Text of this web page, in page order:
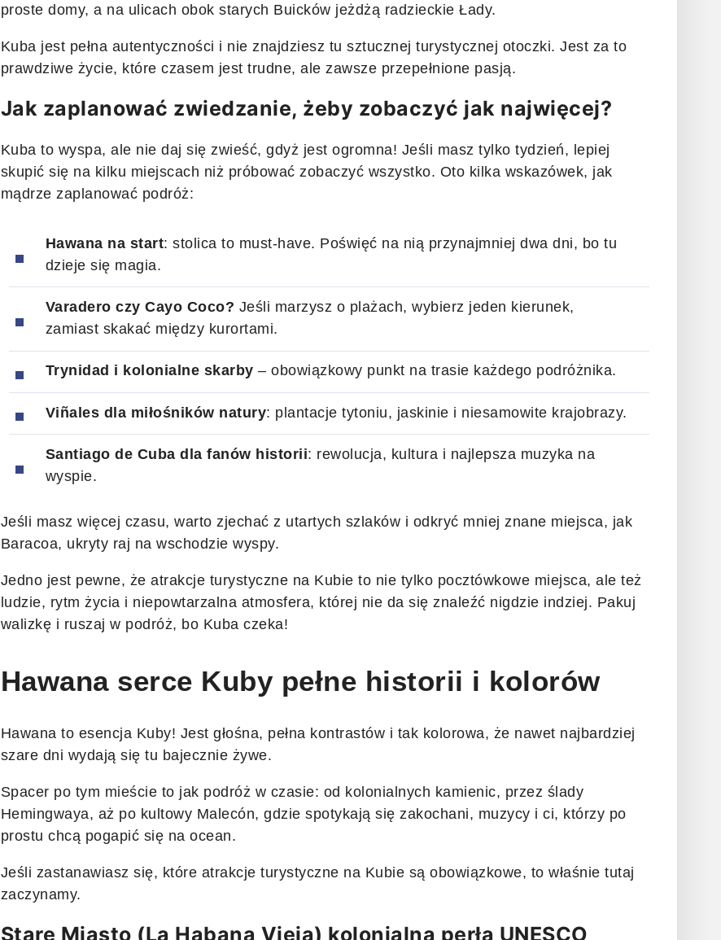
proste domy, a na ulicach obok starych Buicków jeżdżą radzieckie Łady.
Kuba jest pełna autentyczności i nie znajdziesz tu sztucznej turystycznej otoczki. Jest za to
prawdziwe życie, które czasem jest trudne, ale zawsze przepełnione pasją.
Jak zaplanować zwiedzanie, żeby zobaczyć jak najwięcej?
Kuba to wyspa, ale nie daj się zwieść, gdyż jest ogromna! Jeśli masz tylko tydzień, lepiej
skupić się na kilku miejscach niż próbować zobaczyć wszystko. Oto kilka wskazówek, jak
mądrze zaplanować podróż:
Hawana na start: stolica to must-have. Poświęć na nią przynajmniej dwa dni, bo tu
dzieje się magia.
Varadero czy Cayo Coco? Jeśli marzysz o plażach, wybierz jeden kierunek,
zamiast skakać między kurortami.
Trynidad i kolonialne skarby – obowiązkowy punkt na trasie każdego podróżnika.
Viñales dla miłośników natury: plantacje tytoniu, jaskinie i niesamowite krajobrazy.
Santiago de Cuba dla fanów historii: rewolucja, kultura i najlepsza muzyka na
wyspie.
Jeśli masz więcej czasu, warto zjechać z utartych szlaków i odkryć mniej znane miejsca, jak
Baracoa, ukryty raj na wschodzie wyspy.
Jedno jest pewne, że atrakcje turystyczne na Kubie to nie tylko pocztówkowe miejsca, ale też
ludzie, rytm życia i niepowtarzalna atmosfera, której nie da się znaleźć nigdzie indziej. Pakuj
walizkę i ruszaj w podróż, bo Kuba czeka!
Hawana serce Kuby pełne historii i kolorów
Hawana to esencja Kuby! Jest głośna, pełna kontrastów i tak kolorowa, że nawet najbardziej
szare dni wydają się tu bajecznie żywe.
Spacer po tym mieście to jak podróż w czasie: od kolonialnych kamienic, przez ślady
Hemingwaya, aż po kultowy Malecón, gdzie spotykają się zakochani, muzycy i ci, którzy po
prostu chcą pogapić się na ocean.
Jeśli zastanawiasz się, które atrakcje turystyczne na Kubie są obowiązkowe, to właśnie tutaj
zaczynamy.
Stare Miasto (La Habana Vieja) kolonialna perła UNESCO